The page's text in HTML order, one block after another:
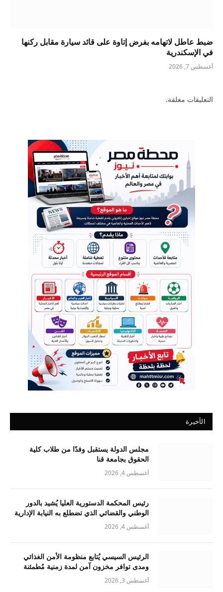
ضبط عاطل لاتهامه بفرض إتاوة على قائد سيارة مقابل ركنها
في الإسكندرية
أغسطس 7, 2026
التعليقات مغلقة.
الأخيرة
مجلس الدولة يستقبل وفدًا من طلاب كلية
الحقوق بجامعة قنا
أغسطس 4, 2026
رئيس المحكمة الدستورية العليا يُشيد بالدور
الوطني والقضائي الذي تضطلع به النيابة الإدارية
أغسطس 4, 2026
الرئيس السيسي يُتابع منظومة الأمن الغذائي
ومدى توافر مخزون آمن لمدة زمنية مُطمئنة
أغسطس 3, 2026